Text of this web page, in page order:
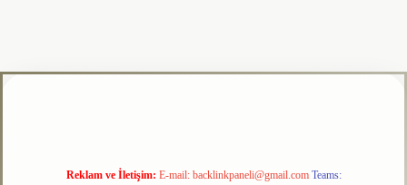
tulipbet
Reklam ve İletişim: E-mail: backlinkpaneli@gmail.com Teams: